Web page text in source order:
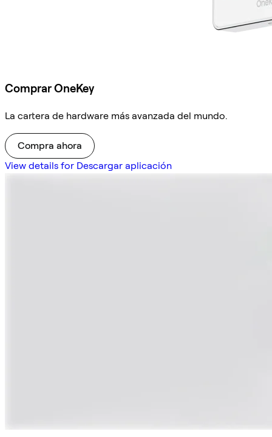
Comprar OneKey
La cartera de hardware más avanzada del mundo.
Compra ahora
View details for Descargar aplicación